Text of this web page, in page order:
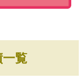
一覧